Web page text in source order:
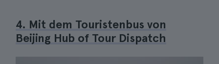
4. Mit dem Touristenbus von
Beijing Hub of Tour Dispatch